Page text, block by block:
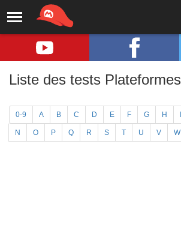
Liste des tests Plateformes
0-9 A B C D E F G H
N O P Q R S T U V W